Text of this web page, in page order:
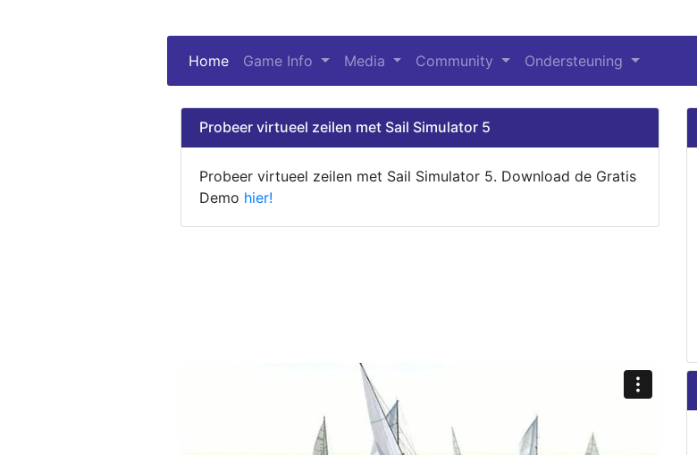
Home (current)
Game Info Media Community Ondersteuning
Probeer virtueel zeilen met Sail Simulator 5
Probeer virtueel zeilen met Sail Simulator 5. Download de Gratis
Demo hier!